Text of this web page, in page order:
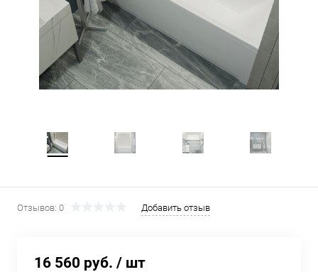
Отзывов: 0 Добавить отзыв
16 560 руб. / шт